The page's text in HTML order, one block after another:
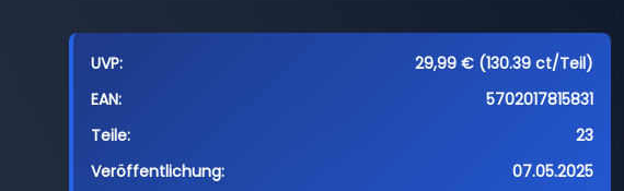
UVP:
29,99 € (130.39 ct/Teil)
EAN:
5702017815831
Teile:
23
Veröffentlichung:
07.05.2025